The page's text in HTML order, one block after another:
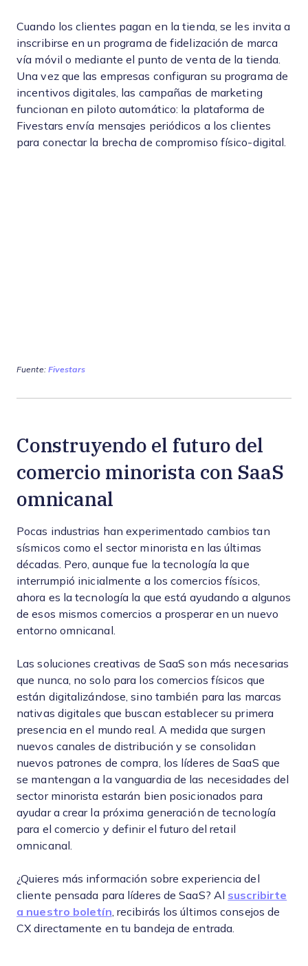
Cuando los clientes pagan en la tienda, se les invita a
inscribirse en un programa de fidelización de marca
vía móvil o mediante el punto de venta de la tienda.
Una vez que las empresas configuran su programa de
incentivos digitales, las campañas de marketing
funcionan en piloto automático: la plataforma de
Fivestars envía mensajes periódicos a los clientes
para conectar la brecha de compromiso físico-digital.
Fuente:Fivestars
Construyendo el futuro del
comercio minorista con SaaS
omnicanal
Pocas industrias han experimentado cambios tan
sísmicos como el sector minorista en las últimas
décadas. Pero, aunque fue la tecnología la que
interrumpió inicialmente a los comercios físicos,
ahora es la tecnología la que está ayudando a algunos
de esos mismos comercios a prosperar en un nuevo
entorno omnicanal.
Las soluciones creativas de SaaS son más necesarias
que nunca, no solo para los comercios físicos que
están digitalizándose, sino también para las marcas
nativas digitales que buscan establecer su primera
presencia en el mundo real. A medida que surgen
nuevos canales de distribución y se consolidan
nuevos patrones de compra, los líderes de SaaS que
se mantengan a la vanguardia de las necesidades del
sector minorista estarán bien posicionados para
ayudar a crear la próxima generación de tecnología
para el comercio y definir el futuro del retail
omnicanal.
¿Quieres más información sobre experiencia del
cliente pensada para líderes de SaaS? Al suscribirte
a nuestro boletín , recibirás los últimos consejos de
CX directamente en tu bandeja de entrada.